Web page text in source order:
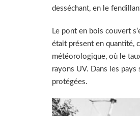
desséchant, en le
Le pont en bois couvert
était présent en quantité,
météorologique, où le
rayons UV. Dans les
protégées.